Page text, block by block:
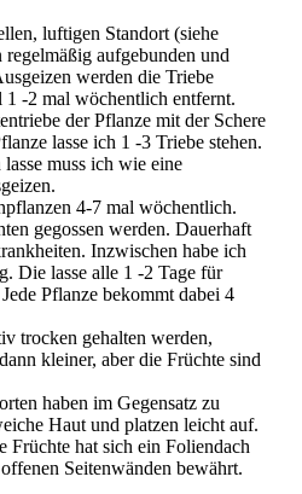
luftigen Standort (siehe
regelmäßig aufgebunden und
werden die Triebe
-2 mal wöchentlich entfernt.
der Pflanze mit der Schere
lasse ich 1 -3 Triebe stehen.
muss ich wie eine
4-7 mal wöchentlich.
gegossen werden. Dauerhaft
Inzwischen habe ich
Die lasse alle 1 -2 Tage für
Pflanze bekommt dabei 4
trocken gehalten werden,
kleiner, aber die Früchte sind
haben im Gegensatz zu
Haut und platzen leicht auf.
Früchte hat sich ein Foliendach
Seitenwänden bewährt.